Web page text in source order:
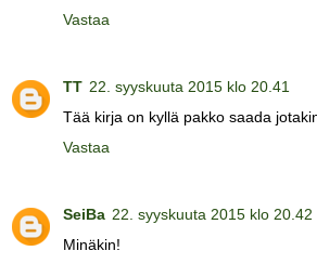
Vastaa
TT 22. syyskuuta 2015 klo 20.41
Tää kirja on kyllä pakko saada
Vastaa
SeiBa 22. syyskuuta 2015 klo 20.42
Minäkin!